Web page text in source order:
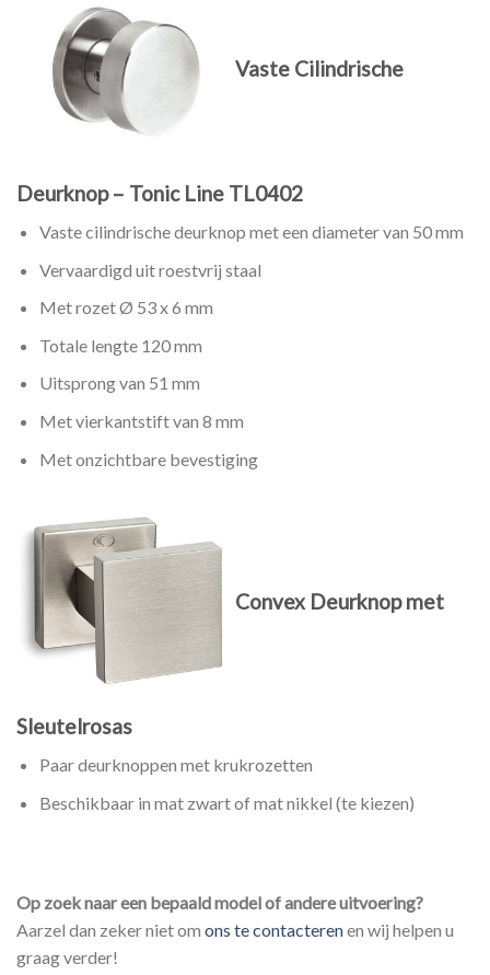
Vaste Cilindrische
Deurknop – Tonic Line TL0402
Vaste cilindrische deurknop met een diameter van 50 mm
Vervaardigd uit roestvrij staal
Met rozet Ø 53 x 6 mm
Totale lengte 120 mm
Uitsprong van 51 mm
Met vierkantstift van 8 mm
Met onzichtbare bevestiging
Convex Deurknop met
Sleutelrosas
Paar deurknoppen met krukrozetten
Beschikbaar in mat zwart of mat nikkel (te kiezen)
Op zoek naar een bepaald model of andere uitvoering?
Aarzel dan zeker niet om ons te contacterenen wij helpen u
graag verder!